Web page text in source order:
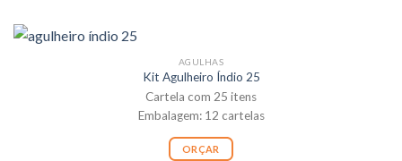
AGULHAS
Kit Agulheiro Índio 25
Cartela com 25 itens
Embalagem: 12 cartelas
ORÇAR